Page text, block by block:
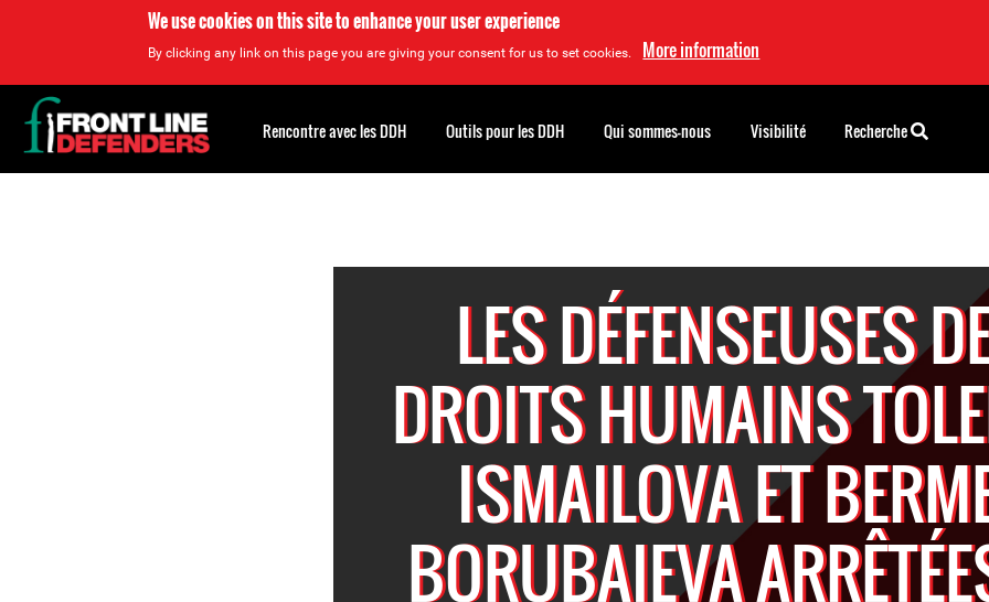
We use cookies on this site to enhance your user experience
By clicking any link on this page you are giving your consent for us to set cookies. More information
LES DÉFENSEUSES
DROITS HUMAINS
ISMAILOVA ET
BORUBAIEVA
Back
to
top
Rencontre avec les DDH Outils pour les DDH Qui sommes-nous Visibilité Recherche